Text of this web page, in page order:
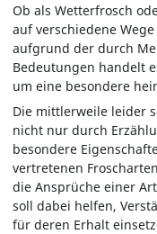
Ob als Wetterfrosch
auf verschiedene
aufgrund der durch
Bedeutungen handelt
um eine besondere
Die mittlerweile leider
nicht nur durch
besondere
vertretenen
die Ansprüche einer
soll dabei helfen,
für deren Erhalt